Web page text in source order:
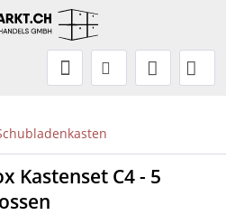
Kastenset C4 - 5